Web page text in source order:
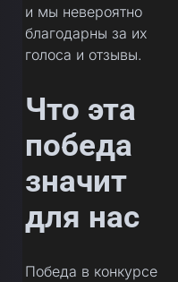
и мы невероятно
благодарны за их
голоса и отзывы.
Что эта
победа
значит
для нас
Победа в конкурсе